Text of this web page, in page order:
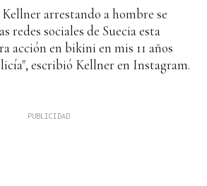
arrestando a hombre se
redes sociales de Suecia esta
acción en bikini en mis 11 años
escribió Kellner en Instagram.